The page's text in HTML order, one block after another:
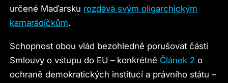
určené Maďarsku rozdává svým oligarchickým
kamarádíčkům.
Schopnost obou vlád bezohledně porušovat části
Smlouvy o vstupu do EU – konkrétně Článek 2 o
ochraně demokratických institucí a právního státu –